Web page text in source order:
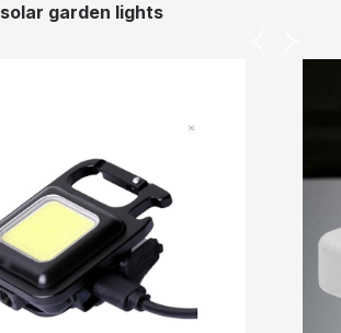
solar garden lights